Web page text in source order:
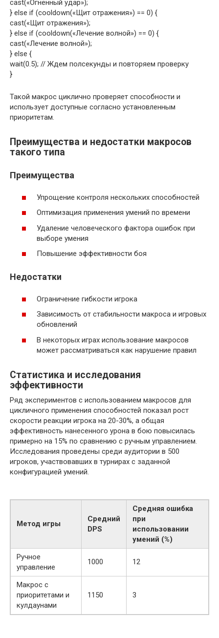
cast(«Огненный удар»);
} else if (cooldown(«Щит отражения») == 0) {
cast(«Щит отражения»);
} else if (cooldown(«Лечение волной») == 0) {
cast(«Лечение волной»);
} else {
wait(0.5); // Ждем полсекунды и повторяем проверку
}
Такой макрос циклично проверяет способности и
использует доступные согласно установленным
приоритетам.
Преимущества и недостатки макросов
такого типа
Преимущества
Упрощение контроля нескольких способностей
Оптимизация применения умений по времени
Удаление человеческого фактора ошибок при
выборе умения
Повышение эффективности боя
Недостатки
Ограничение гибкости игрока
Зависимость от стабильности макроса и игровых
обновлений
В некоторых играх использование макросов
может рассматриваться как нарушение правил
Статистика и исследования
эффективности
Ряд экспериментов с использованием макросов для
цикличного применения способностей показал рост
скорости реакции игрока на 20-30%, а общая
эффективность нанесенного урона в бою повысилась
примерно на 15% по сравнению с ручным управлением.
Исследования проведены среди аудитории в 500
игроков, участвовавших в турнирах с заданной
конфигурацией умений.
Метод игры
Средний
DPS
Средняя ошибка
при
использовании
умений (%)
Ручное
управление
1000 12
Макрос с
приоритетами и
кулдаунами
1150 3